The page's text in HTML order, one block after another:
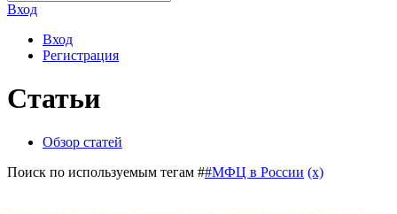
Вход
Вход
Регистрация
Статьи
Обзор статей
Поиск по используемым тегам ##МФЦ в России (x)